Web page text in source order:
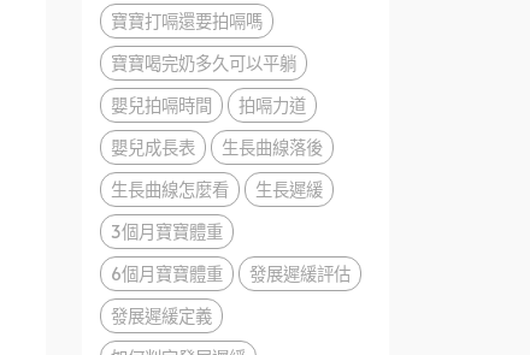
寶寶打嗝還要拍嗝嗎
寶寶喝完奶多久可以平躺
嬰兒拍嗝時間
拍嗝力道
嬰兒成長表
生長曲線落後
生長曲線怎麼看
生長遲緩
3個月寶寶體重
6個月寶寶體重
發展遲緩評估
發展遲緩定義